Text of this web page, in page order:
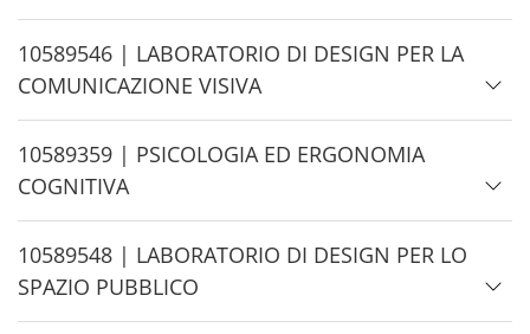
d
e
H
i
d
e
10589546 | LABORATORIO DI DESIGN PER LA
COMUNICAZIONE VISIVA
H
i
d
e
10589359 | PSICOLOGIA ED ERGONOMIA
COGNITIVA
H
i
d
10589548 | LABORATORIO DI DESIGN PER LO
SPAZIO PUBBLICO